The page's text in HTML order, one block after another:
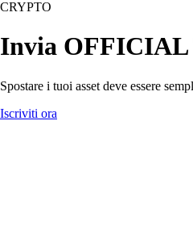
CRYPTO
Invia OFFICIAL
Spostare i tuoi asset deve essere
Iscriviti ora